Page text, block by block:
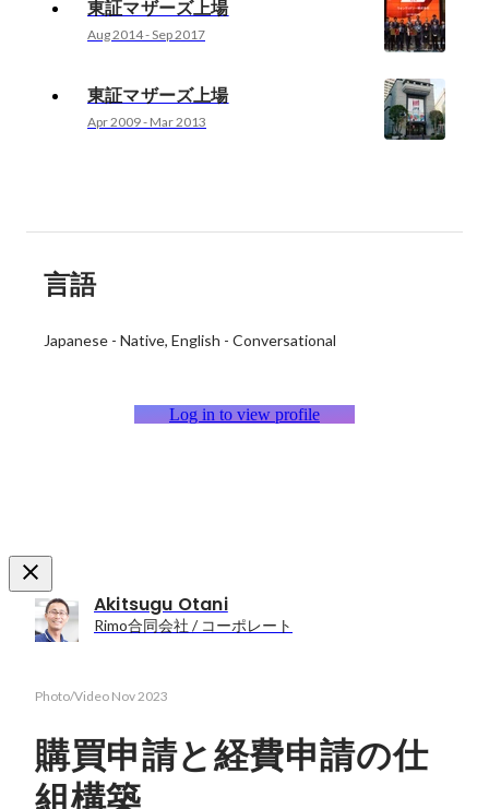
東証マザーズ上場
Aug 2014-Sep 2017
東証マザーズ上場
Apr 2009- Mar 2013
言語
Japanese - Native English - Conversational
Log in to view profile
Akitsugu Otani
Rimo合同会社 / コーポレート
Photo/Video Nov 2023
購買申請と経費申請の仕
組構築